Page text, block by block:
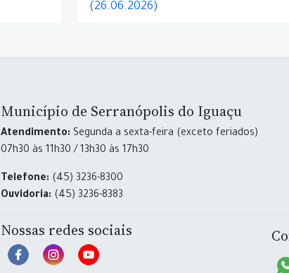
(26.06.2026)
Município de Serranópolis do Iguaçu
Atendimento: Segunda a sexta-feira (exceto feriados)
07h30 às 11h30 / 13h30 às 17h30
Telefone: (45) 3236-8300
Ouvidoria: (45) 3236-8383
Nossas redes sociais